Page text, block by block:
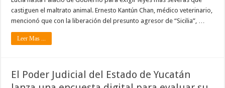
castiguen el maltrato animal. Ernesto Kantún Chan, médico veterinario,
mencionó que con la liberación del presunto agresor de “Sicilia”, …
Leer Mas ...
El Poder Judicial del Estado de Yucatán